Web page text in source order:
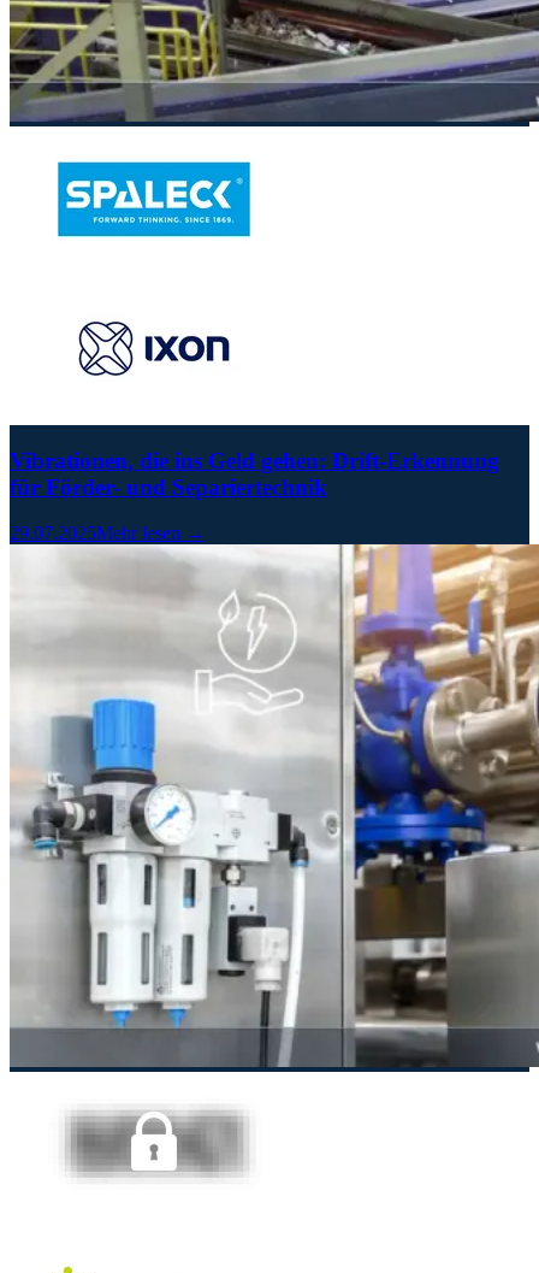
Vibrationen, die ins Geld gehen: Drift-Erkennung
für Förder- und Separiertechnik
29.07.2025Mehr lesen →